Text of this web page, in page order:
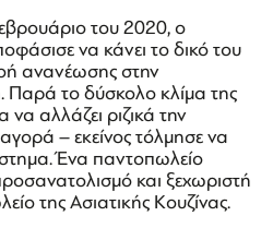
του 2020, ο
να κάνει το δικό του
ανανέωσης στην
Παρά το δύσκολο κλίμα της
να αλλάζει ριζικά την
– εκείνος τόλμησε να
Ένα παντοπωλείο
και ξεχωριστή
της Ασιατικής Κουζίνας.